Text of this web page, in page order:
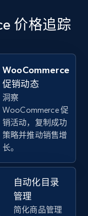
and
products by
and
立即开始
价格追踪
WooCommerce
促销动态
洞察
WooCommerce 促
销活动，复制成功
策略并推动销售增
长。
自动化目录
管理
简化商品管理